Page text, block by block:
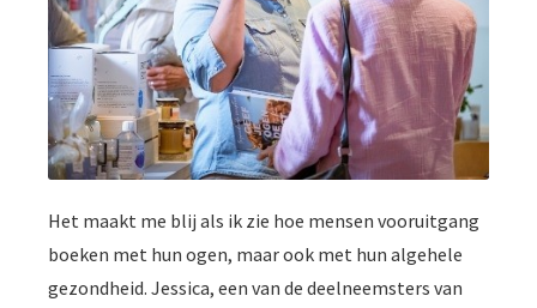
Het maakt me blij als ik zie hoe mensen vooruitgang
boeken met hun ogen, maar ook met hun algehele
gezondheid. Jessica, een van de deelneemsters van